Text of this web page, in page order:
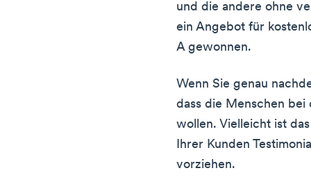
und die andere ohne
ein Angebot für
A gewonnen.
Wenn Sie genau
dass die Menschen
wollen. Vielleicht ist
Ihrer Kunden
vorziehen.